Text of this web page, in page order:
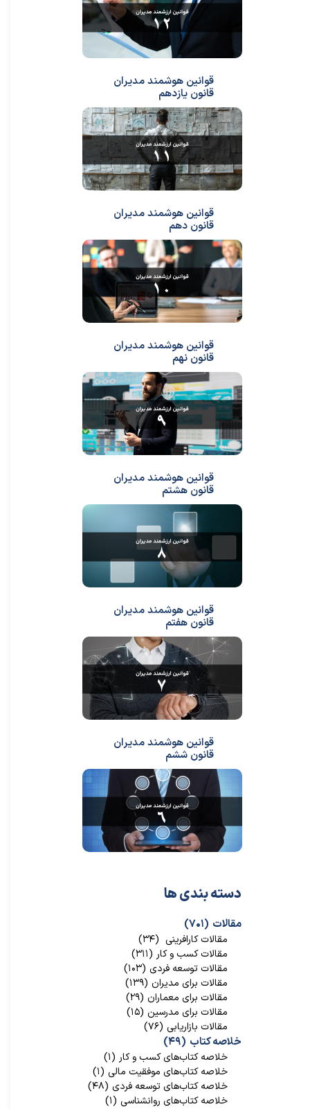
مقالات (۷۰۱)
مقالات کارافرینی (۳۴)
مقالات کسب و کار (۳۱۱)
مقالات توسعه فردی (۱۰۳)
مقالات برای مدیران (۱۳۹)
مقالات برای معماران (۲۹)
مقالات برای مدرسین (۱۵)
مقالات بازاریابی (۷۶)
خلاصه کتاب (۴۹)
خلاصه کتاب‌‌های کسب و کار (۱)
خلاصه کتاب‌‌های موفقیت مالی (۱)
خلاصه کتاب‌های توسعه فردی (۴۸)
خلاصه کتاب‌های روانشناسی (۱)
دسته بندی ها
قوانین هوشمند مدیران
قانون یازدهم
قوانین هوشمند مدیران
قانون دهم
قوانین هوشمند مدیران
قانون نهم
قوانین هوشمند مدیران
قانون هشتم
قوانین هوشمند مدیران
قانون هفتم
قوانین هوشمند مدیران
قانون ششم